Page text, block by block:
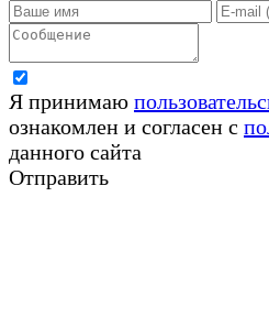
Я принимаю
ознакомлен и согласен с
данного сайта
Отправить